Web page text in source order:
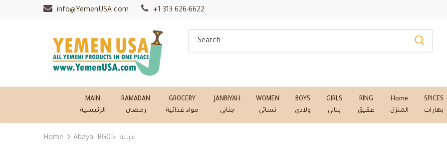
info@YemenUSA.com +1 313 626-6622
MAIN
الرئيسية
RAMADAN
رمضان
GROCERY
مواد غذائية
JANBIYAH
جنابي
WOMEN
نسائي
BOYS
ولادي
GIRLS
بناتي
RING
عقيق
Home
المنزل
SPICES
بهارات
Home Abaya -BG05- عباية